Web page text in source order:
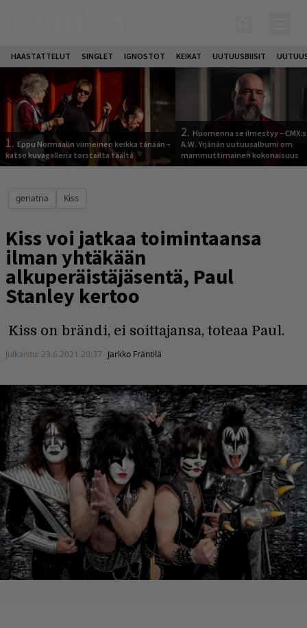
HAASTATTELUT SINGLET IGNOSTOT KEIKAT UUTUUSBIISIT
1. Eppu Normaalin viimeinen keikka tänään –
katso kuvagalleria torstailta täältä
2. Huomenna se ilmestyy –
A.W. Yrjänän uutuusalbumi om
mammuttimainen kokonaisuus
geriatria Kiss
Kiss voi jatkaa toimintaansa
ilman yhtäkään
alkuperäistäjäsentä, Paul
Stanley kertoo
Kiss on brändi, ei soittajansa, toteaa Paul.
Julkaistu: 23.6.2021 20:37 Jarkko Fräntilä